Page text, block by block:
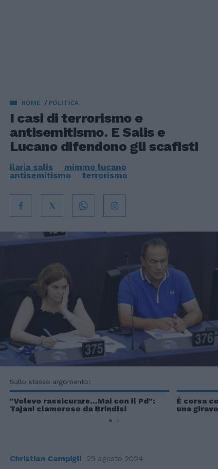
HOME POLITICA
I casi di terrorismo e
antisemitismo. E Salis e
Lucano difendono gli scafisti
ilaria salis
mimmo lucano
antisemitismo
terrorismo
Sullo stesso argomento:
"Volevo rassicurare...Mai con il Pd":
Tajani clamoroso da Brindisi
È corsa
una
Christian Campigli 29 agosto 2024